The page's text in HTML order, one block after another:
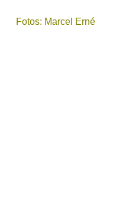
Fotos: Marcel Erné